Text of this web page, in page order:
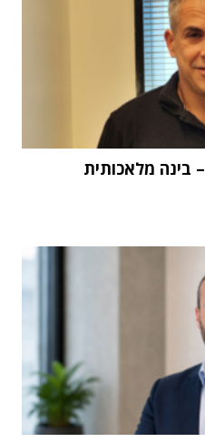
"העתיד הוא Physical AI – בינה מלאכותית